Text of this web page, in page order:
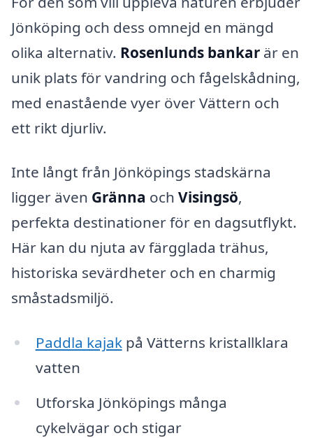
Jönköping och dess omnejd en mängd
olika alternativ. Rosenlunds bankar är en
unik plats för vandring och fågelskådning,
med enastående vyer över Vättern och
ett rikt djurliv.
Inte långt från Jönköpings stadskärna
ligger även Gränna och Visingsö,
perfekta destinationer för en dagsutflykt.
Här kan du njuta av färgglada trähus,
historiska sevärdheter och en charmig
småstadsmiljö.
Paddla kajakpå Vätterns kristallklara
vatten
Utforska Jönköpings många
cykelvägar och stigar